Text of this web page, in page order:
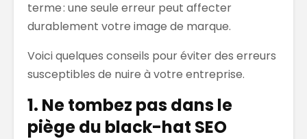
terme : une seule erreur peut affecter
durablement votre image de marque.
Voici quelques conseils pour éviter des erreurs
susceptibles de nuire à votre entreprise.
1. Ne tombez pas dans le
piège du black-hat SEO